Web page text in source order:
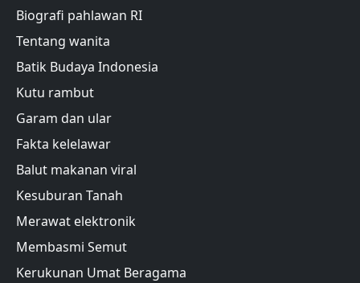
Biografi pahlawan RI
Tentang wanita
Batik Budaya Indonesia
Kutu rambut
Garam dan ular
Fakta kelelawar
Balut makanan viral
Kesuburan Tanah
Merawat elektronik
Membasmi Semut
Kerukunan Umat Beragama